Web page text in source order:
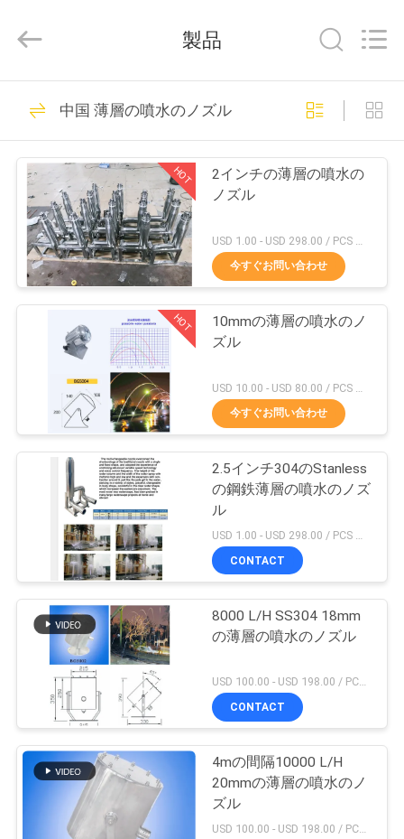
プ
ク
ト
に
行
2020
aquaswan
Reserved.
プールの噴水の付属
品
123
ダンスの噴水のノ
ズル
274
薄層の噴水のノズ
ル
30
霧水ノズル
24
製品
中国 薄層の噴水のノズル
HOT
2インチの薄層の噴水の
ノズル
USD 1.00 - USD 298.00 / PCS MOQ:1 PC
今すぐお問い合わせ
HOT
10mmの薄層の噴水のノ
ズル
今すぐお問い合わせ
2.5インチ304のStanless
の鋼鉄薄層の噴水のノズ
ル
CONTACT
8000 L/H SS304 18mm
の薄層の噴水のノズル
USD 100.00 - USD 198.00 / PCS MOQ:1 PC
CONTACT
4mの間隔10000 L/H
20mmの薄層の噴水のノ
ズル
USD 100.00 - USD 198.00 / PCS MOQ:1 PC